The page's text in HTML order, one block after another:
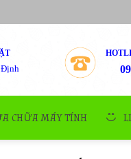
Định
CHỮA MÁY TÍNH